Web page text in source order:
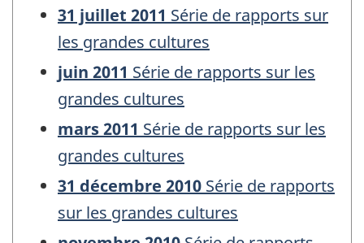
31 juillet 2011 Série de rapports sur
les grandes cultures
juin 2011 Série de rapports sur les
grandes cultures
mars 2011 Série de rapports sur les
grandes cultures
31 décembre 2010 Série de rapports
sur les grandes cultures